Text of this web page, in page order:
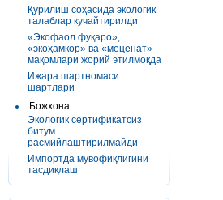
Қурилиш соҳасида экологик
талаблар кучайтирилди
«Экофаол фуқаро»,
«экоҳамкор» ва «меценат»
мақомлари жорий этилмоқда
Ижара шартномаси
шартлари
Божхона
Экологик сертификатсиз
битум
расмийлаштирилмайди
Импортда мувофиқлигини
тасдиқлаш